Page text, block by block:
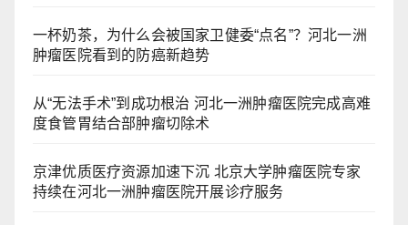
一杯奶茶，为什么会被国家卫健委“点名”？河北一洲
肿瘤医院看到的防癌新趋势
从“无法手术”到成功根治 河北一洲肿瘤医院完成高难
度食管胃结合部肿瘤切除术
京津优质医疗资源加速下沉 北京大学肿瘤医院专家
持续在河北一洲肿瘤医院开展诊疗服务